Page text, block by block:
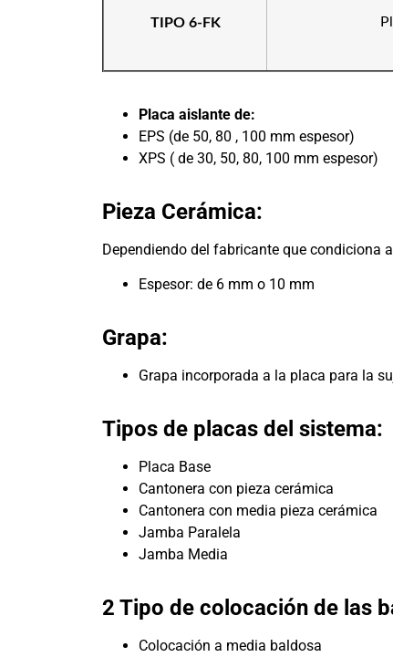
TIPO 6-FK
Placa aislante de:
EPS (de 50, 80 , 100 mm espesor)
XPS ( de 30, 50, 80, 100 mm espesor)
Pieza Cerámica:
Dependiendo del fabricante que condiciona
Espesor: de 6 mm o 10 mm
Grapa:
Grapa incorporada a la placa para la
Tipos de placas del sistema:
Placa Base
Cantonera con pieza cerámica
Cantonera con media pieza cerámica
Jamba Paralela
Jamba Media
2 Tipo de colocación de las
Colocación a media baldosa